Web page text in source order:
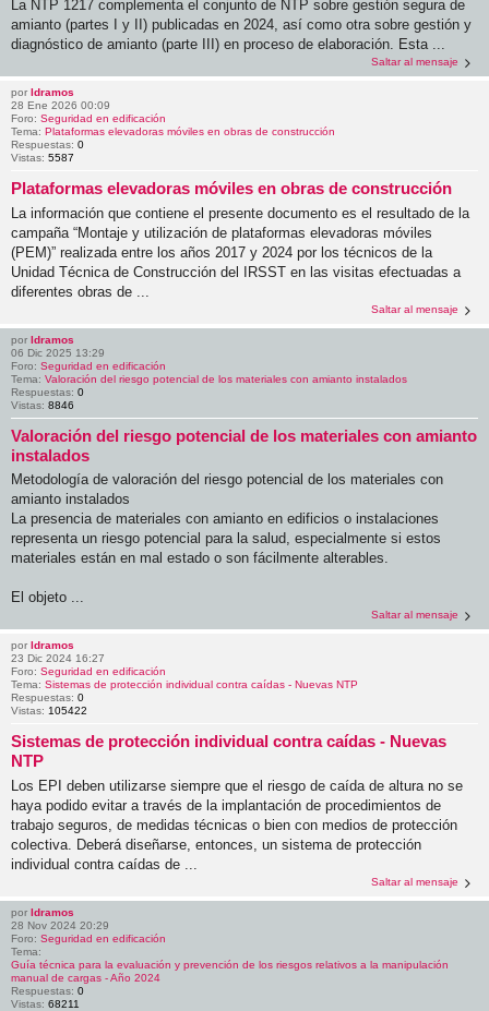
La NTP 1217 complementa el conjunto de NTP sobre gestión segura de
amianto (partes I y II) publicadas en 2024, así como otra sobre gestión y
diagnóstico de amianto (parte III) en proceso de elaboración. Esta ...
Saltar al mensaje
por ldramos
28 Ene 2026 00:09
Foro: Seguridad en edificación
Tema: Plataformas elevadoras móviles en obras de construcción
Respuestas: 0
Vistas: 5587
Plataformas elevadoras móviles en obras de construcción
La información que contiene el presente documento es el resultado de la
campaña “Montaje y utilización de plataformas elevadoras móviles
(PEM)” realizada entre los años 2017 y 2024 por los técnicos de la
Unidad Técnica de Construcción del IRSST en las visitas efectuadas a
diferentes obras de ...
Saltar al mensaje
por ldramos
06 Dic 2025 13:29
Foro: Seguridad en edificación
Tema: Valoración del riesgo potencial de los materiales con amianto instalados
Respuestas: 0
Vistas: 8846
Valoración del riesgo potencial de los materiales con amianto
instalados
Metodología de valoración del riesgo potencial de los materiales con
amianto instalados
La presencia de materiales con amianto en edificios o instalaciones
representa un riesgo potencial para la salud, especialmente si estos
materiales están en mal estado o son fácilmente alterables.
El objeto ...
Saltar al mensaje
por ldramos
23 Dic 2024 16:27
Foro: Seguridad en edificación
Tema: Sistemas de protección individual contra caídas - Nuevas NTP
Respuestas: 0
Vistas: 105422
Sistemas de protección individual contra caídas - Nuevas
NTP
Los EPI deben utilizarse siempre que el riesgo de caída de altura no se
haya podido evitar a través de la implantación de procedimientos de
trabajo seguros, de medidas técnicas o bien con medios de protección
colectiva. Deberá diseñarse, entonces, un sistema de protección
individual contra caídas de ...
Saltar al mensaje
por ldramos
28 Nov 2024 20:29
Foro: Seguridad en edificación
Tema:
Guía técnica para la evaluación y prevención de los riesgos relativos a la manipulación
manual de cargas - Año 2024
Respuestas: 0
Vistas: 68211